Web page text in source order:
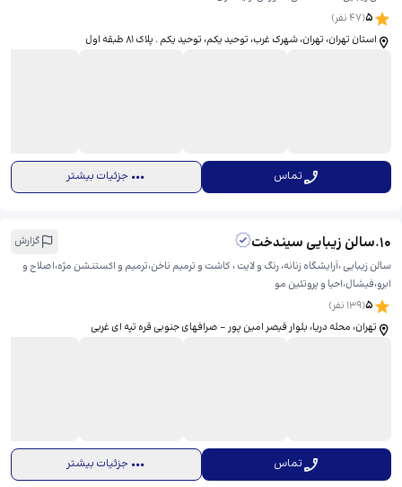
5
(
47نفر)
استان تهران، تهران، شهرک غرب، توحید یکم، ​توحید یکم . پلاک 81 طبقه اول
تماس جزئیات بیشتر
10
.سالن زیبایی سیندخت
گزارش
سالن زیبایی ،آرایشگاه زنانه، رنگ و لایت ، کاشت و ترمیم ناخن،ترمیم و اکستنشن مژه،اصلاح و
ابرو،فیشال،احیا و پروتئین مو
5
(
139 نفر)
تهران، محله دریا، بلوار قیصر امین پور - صرافهای جنوبی قره تپه ای غربی
تماس جزئیات بیشتر